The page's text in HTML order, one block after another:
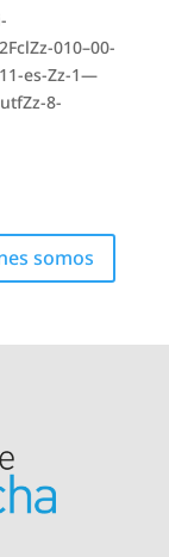
010–00-
es-Zz-1—
8-
somos